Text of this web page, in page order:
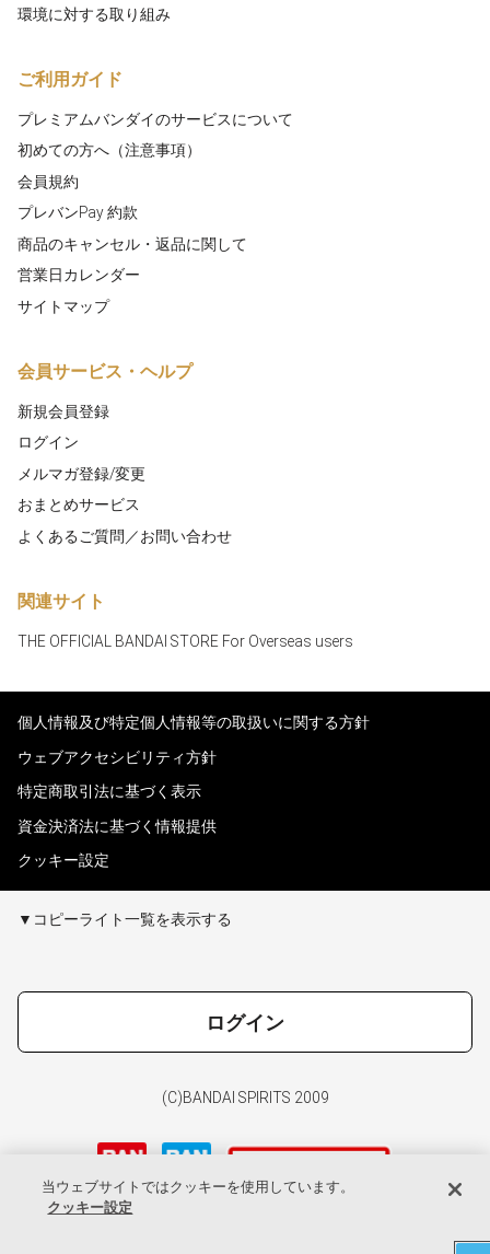
環境に対する取り組み
ご利用ガイド
プレミアムバンダイのサービスについて
初めての方へ（注意事項）
会員規約
プレバンPay 約款
商品のキャンセル・返品に関して
営業日カレンダー
サイトマップ
会員サービス・ヘルプ
新規会員登録
ログイン
メルマガ登録/変更
おまとめサービス
よくあるご質問／お問い合わせ
関連サイト
THE OFFICIAL BANDAI STORE For Overseas users
個人情報及び特定個人情報等の取扱いに関する方針
ウェブアクセシビリティ方針
特定商取引法に基づく表示
資金決済法に基づく情報提供
クッキー設定
▼コピーライト一覧を表示する
ログイン
(C)BANDAI SPIRITS 2009
当ウェブサイトではクッキーを使用しています。
クッキー設定